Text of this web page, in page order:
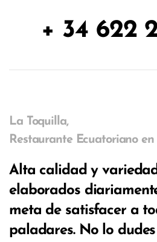
+ 34 622
La Toquilla,
Restaurante Ecuatoriano
Alta calidad y
elaborados
meta de satisfacer a
paladares. No lo